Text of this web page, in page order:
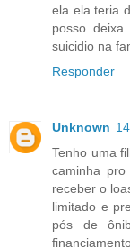
ela ela teria
posso
suicidio na
Responder
Unknown
Tenho uma
caminha pro
receber o
limitado e
pós de